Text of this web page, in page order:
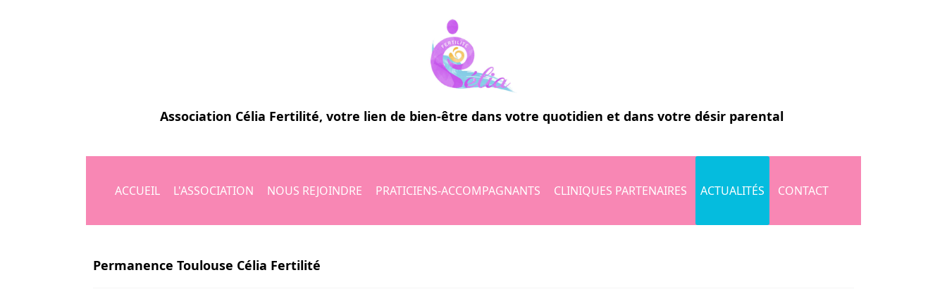
Association Célia Fertilité, votre lien de bien-être dans votre quotidien et dans votre désir parental
ACCUEIL L'ASSOCIATION NOUS REJOINDRE PRATICIENS-ACCOMPAGNANTS CLINIQUES PARTENAIRES ACTUALITÉS CONTACT
Permanence Toulouse Célia Fertilité